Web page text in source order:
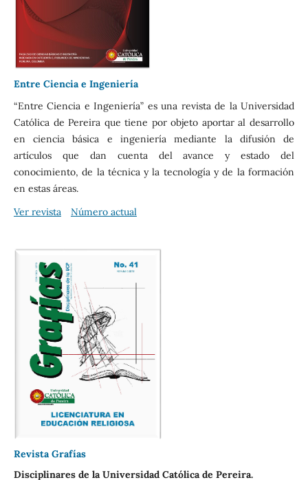
Entre Ciencia e Ingeniería
“Entre Ciencia e Ingeniería” es una revista de la Universidad
Católica de Pereira que tiene por objeto aportar al desarrollo
en ciencia básica e ingeniería mediante la difusión de
artículos que dan cuenta del avance y estado del
conocimiento, de la técnica y la tecnología y de la formación
en estas áreas.
Ver revista
Número actual
Revista Grafías
Disciplinares de la Universidad Católica de Pereira.